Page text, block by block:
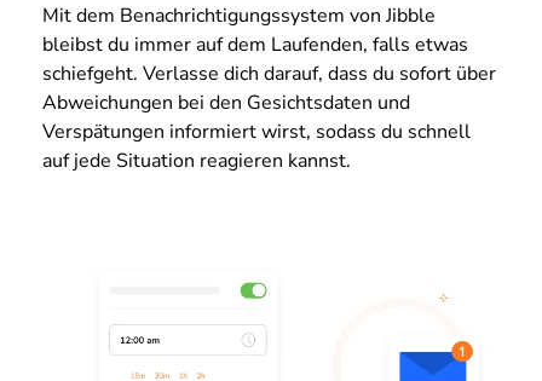
Mit dem Benachrichtigungssystem von Jibble
bleibst du immer auf dem Laufenden, falls etwas
schiefgeht. Verlasse dich darauf, dass du sofort über
Abweichungen bei den Gesichtsdaten und
Verspätungen informiert wirst, sodass du schnell
auf jede Situation reagieren kannst.